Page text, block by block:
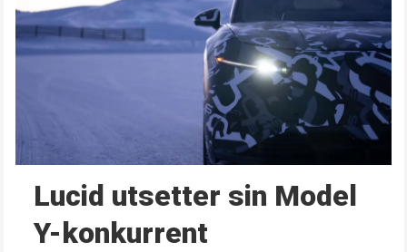
Lucid utsetter sin Model
Y-konkurrent